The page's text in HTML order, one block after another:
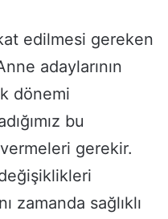
edilmesi gereken
adaylarının
dönemi
bu
gerekir.
zamanda sağlıklı